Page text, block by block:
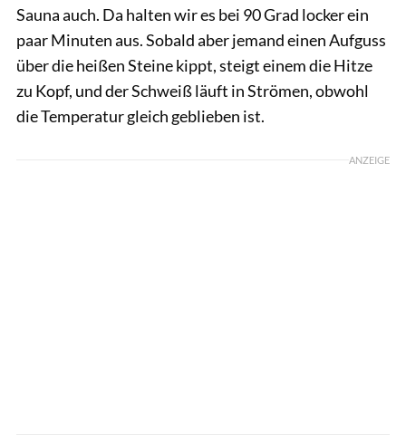
Sauna auch. Da halten wir es bei 90 Grad locker ein
paar Minuten aus. Sobald aber jemand einen Aufguss
über die heißen Steine kippt, steigt einem die Hitze
zu Kopf, und der Schweiß läuft in Strömen, obwohl
die Temperatur gleich geblieben ist.
ANZEIGE